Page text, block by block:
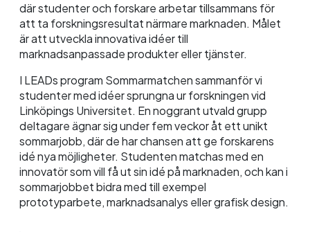
där studenter och forskare arbetar tillsammans för
att ta forskningsresultat närmare marknaden. Målet
är att utveckla innovativa idéer till
marknadsanpassade produkter eller tjänster.
I LEADs program Sommarmatchen sammanför vi
studenter med idéer sprungna ur forskningen vid
Linköpings Universitet. En noggrant utvald grupp
deltagare ägnar sig under fem veckor åt ett unikt
sommarjobb, där de har chansen att ge forskarens
idé nya möjligheter. Studenten matchas med en
innovatör som vill få ut sin idé på marknaden, och kan i
sommarjobbet bidra med till exempel
prototyparbete, marknadsanalys eller grafisk design.